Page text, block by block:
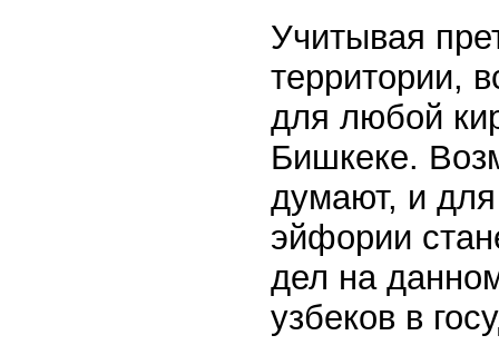
Учитывая
территории,
для любой
Бишкеке.
думают, и
эйфории
дел на
узбеков в